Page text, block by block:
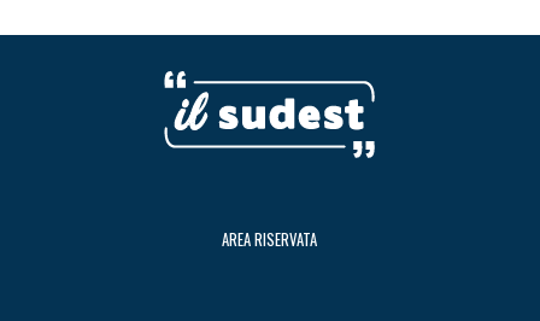
AREA RISERVATA